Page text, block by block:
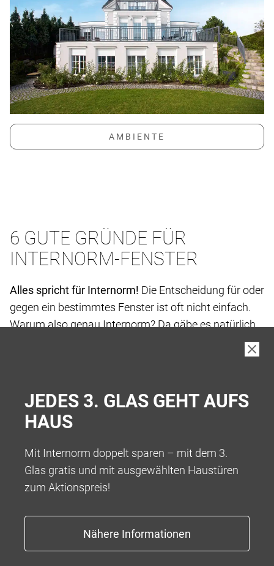
6 GUTE GRÜNDE FÜR
INTERNORM-FENSTER
Alles spricht für Internorm! Die Entscheidung für oder
gegen ein bestimmtes Fenster ist oft nicht einfach.
Warum also genau Internorm? Da gäbe es natürlich
EUROPAS FENSTERMARKE NR. 1
JEDES 3. GLAS GEHT AUFS
HAUS
Mit Internorm doppelt sparen – mit dem 3.
Glas gratis und mit ausgewählten Haustüren
zum Aktionspreis!